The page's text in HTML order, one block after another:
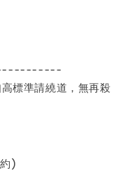
標準請繞道，無再殺
)